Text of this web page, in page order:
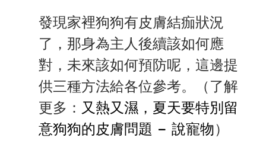
發現家裡狗狗有皮膚結痂狀況
了，那身為主人後續該如何應
對，未來該如何預防呢，這邊提
供三種方法給各位參考。（了解
更多： 又熱又濕，夏天要特別留
意狗狗的皮膚問題 – 說寵物）